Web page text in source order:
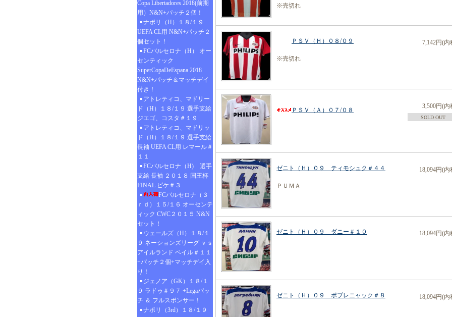
Copa Libertadores 2018(前期
用）N&N+パッチ２個！
ナポリ（H）１８/１９
UEFA CL用 N&N+パッチ２
個セット！
FCバルセロナ（H） オー
センティック
SuperCopaDeEspana 2018
N&N+パッチ＆マッチデイ
付き！
アトレティコ、マドリー
ド（H）１８/１９ 選手支給
ジエゴ、コスタ＃１９
アトレティコ、マドリッ
ド（H）１８/１９ 選手支給
長袖 UEFA CL用 レマール＃
１１
FCバルセロナ（H) 選手
支給 長袖 ２０１８ 国王杯
FINAL ピケ＃３
FCバルセロナ（３
ｒｄ）１５/１６ オーセンテ
ィック CWC２０１５ N&N
セット！
ウェールズ（H）１８/１
９ ネーションズリーグ ｖｓ
アイルランド ベイル＃１１
+パッチ２個+マッチデイ入
り！
ジェノア（GK）１８/１
９ ラドゥ＃９７ +Legaパッ
チ ＆ フルスポンサー！
ナポリ（3rd）１８/１９
※売切れ
ＰＳＶ（Ｈ）０８/０９ 7,142円(内
※売切れ
ＰＳＶ（Ａ）０７/０８
3,500円(内
SOLD OUT
ゼニト（Ｈ）０９ ティモシュク＃４４ 18,094円(内
ＰＵＭＡ
ゼニト（Ｈ）０９ ダニー＃１０ 18,094円(内
ゼニト（Ｈ）０９ ポブレニャック＃８ 18,094円(内